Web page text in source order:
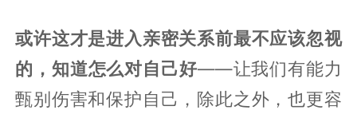
或许这才是进入亲密关系前最不应该忽视
的，知道怎么对自己好——让我们有能力
甄别伤害和保护自己，除此之外，也更容